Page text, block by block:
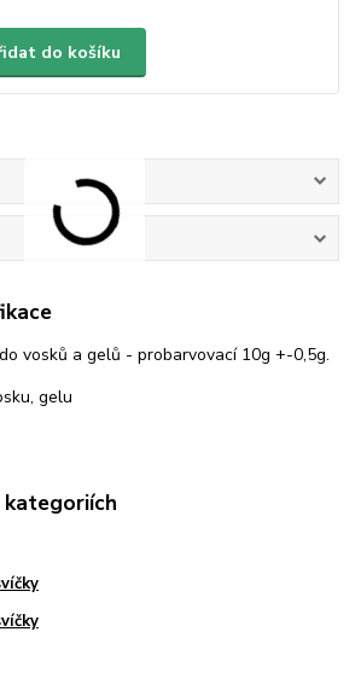
do košíku
vosků a gelů - probarvovací 10g +-0,5g.
gelu
kategoriích